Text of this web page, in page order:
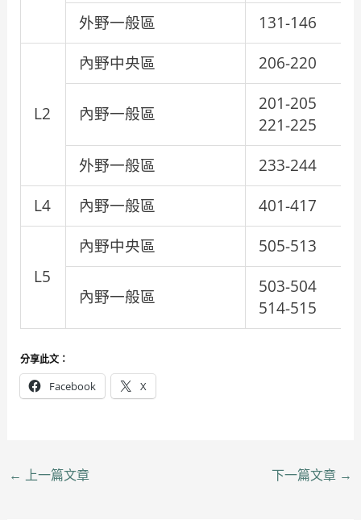
外野一般區
131-146
L2
內野中央區 206-220
內野一般區
201-205
221-225
外野一般區
233-244
L4
內野一般區 401-417
L5
內野中央區 505-513
內野一般區
503-504
514-515
分享此文：
Facebook X
← 上一篇文章 下一篇文章 →